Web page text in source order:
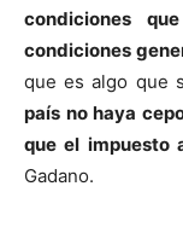
condiciones
condiciones
que es algo que
país no haya
que el impuesto
Gadano.